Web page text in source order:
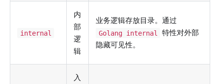
internal
内
部
逻
辑
业务逻辑存放目录。通过
Golang internal
特性对外部
隐藏可见性。
入